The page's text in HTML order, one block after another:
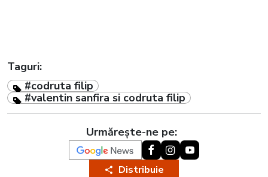
Taguri:
#codruta filip
#valentin sanfira si codruta filip
Urmărește-ne pe:
Distribuie